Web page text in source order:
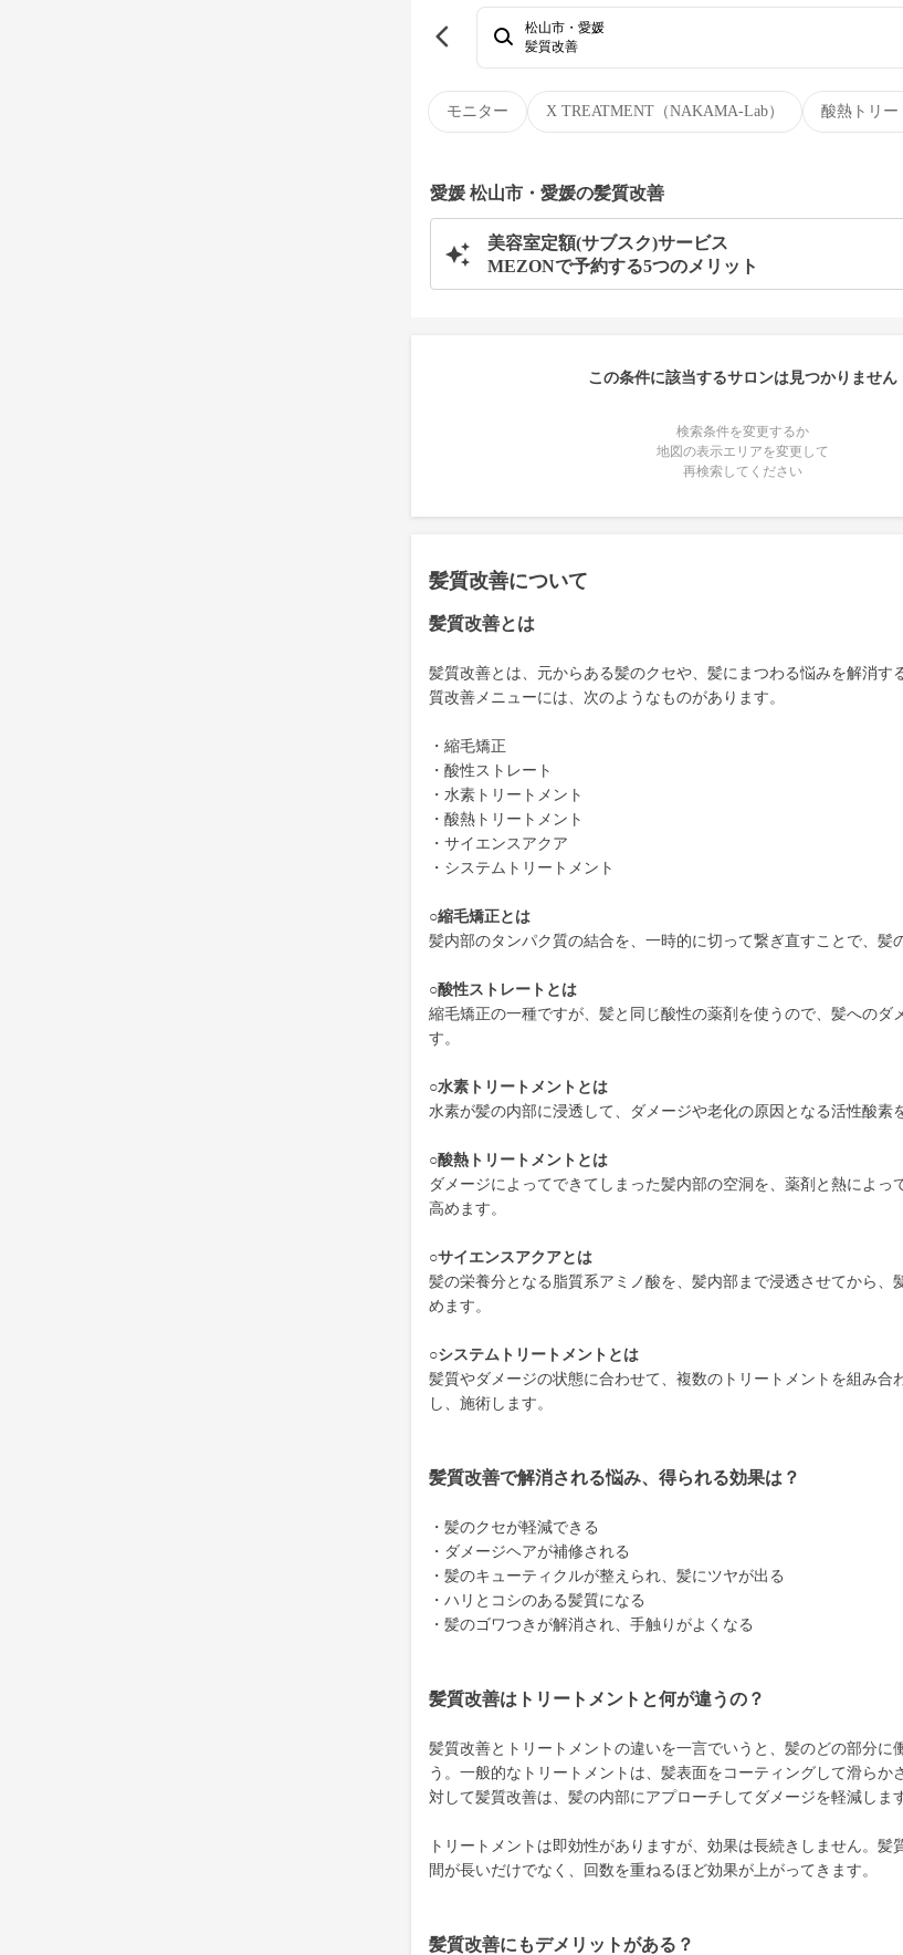
モニター X TREATMENT（NAKAMA-Lab） 酸熱トリー
松山市・愛媛
髪質改善
愛媛 松山市・愛媛の髪質改善
美容室定額(サブスク)サービス
MEZONで予約する5つのメリット
この条件に該当するサロンは見つかりません
検索条件を変更するか
地図の表示エリアを変更して
再検索してください
髪質改善について
髪質改善とは
髪質改善とは、元からある髪のクセや、髪にまつわる悩みを解消す
質改善メニューには、次のようなものがあります。
・縮毛矯正
・酸性ストレート
・水素トリートメント
・酸熱トリートメント
・サイエンスアクア
・システムトリートメント
○縮毛矯正とは
髪内部のタンパク質の結合を、一時的に切って繋ぎ直すことで、髪
○酸性ストレートとは
縮毛矯正の一種ですが、髪と同じ酸性の薬剤を使うので、髪へのダ
す。
○水素トリートメントとは
水素が髪の内部に浸透して、ダメージや老化の原因となる活性酸素
○酸熱トリートメントとは
ダメージによってできてしまった髪内部の空洞を、薬剤と熱によっ
高めます。
○サイエンスアクアとは
髪の栄養分となる脂質系アミノ酸を、髪内部まで浸透させてから、
めます。
○システムトリートメントとは
髪質やダメージの状態に合わせて、複数のトリートメントを組み合
し、施術します。
髪質改善で解消される悩み、得られる効果は？
・髪のクセが軽減できる
・ダメージヘアが補修される
・髪のキューティクルが整えられ、髪にツヤが出る
・ハリとコシのある髪質になる
・髪のゴワつきが解消され、手触りがよくなる
髪質改善はトリートメントと何が違うの？
髪質改善とトリートメントの違いを一言でいうと、髪のどの部分に
う。一般的なトリートメントは、髪表面をコーティングして滑らか
対して髪質改善は、髪の内部にアプローチしてダメージを軽減しま
トリートメントは即効性がありますが、効果は長続きしません。髪
間が長いだけでなく、回数を重ねるほど効果が上がってきます。
髪質改善にもデメリットがある？